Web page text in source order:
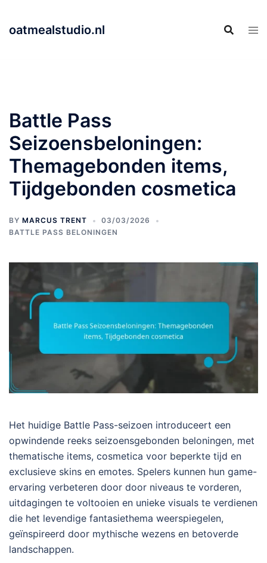
content
oatmealstudio.nl
Battle Pass
Seizoensbeloningen:
Themagebonden items,
Tijdgebonden cosmetica
BY MARCUS TRENT
03/03/2026
BATTLE PASS BELONINGEN
Het huidige Battle Pass-seizoen introduceert een
opwindende reeks seizoensgebonden beloningen, met
thematische items, cosmetica voor beperkte tijd en
exclusieve skins en emotes. Spelers kunnen hun game-
ervaring verbeteren door door niveaus te vorderen,
uitdagingen te voltooien en unieke visuals te verdienen
die het levendige fantasiethema weerspiegelen,
geïnspireerd door mythische wezens en betoverde
landschappen.